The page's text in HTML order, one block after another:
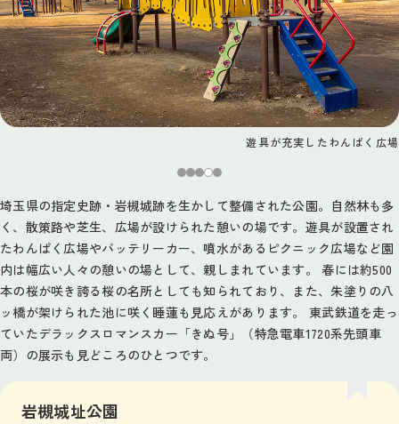
遊具が充実したわんぱく広場
埼玉県の指定史跡・岩槻城跡を生かして整備された公園。自然林も多
く、散策路や芝生、広場が設けられた憩いの場です。遊具が設置され
たわんぱく広場やバッテリーカー、噴水があるピクニック広場など園
内は幅広い人々の憩いの場として、親しまれています。 春には約500
本の桜が咲き誇る桜の名所としても知られており、また、朱塗りの八
ッ橋が架けられた池に咲く睡蓮も見応えがあります。 東武鉄道を走っ
ていたデラックスロマンスカー「きぬ号」（特急電車1720系先頭車
両）の展示も見どころのひとつです。
岩槻城址公園